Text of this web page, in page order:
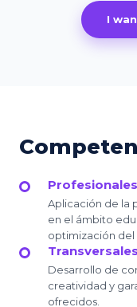
I
Profesionales
Aplicación de la
en el ámbito
optimización del
Transversales
Desarrollo de
creatividad y
ofrecidos.